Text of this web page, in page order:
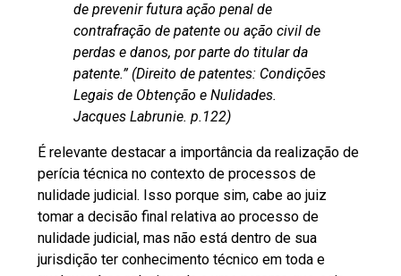
de prevenir futura ação penal de
contrafração de patente ou ação civil de
perdas e danos, por parte do titular da
patente.” (Direito de patentes: Condições
Legais de Obtenção e Nulidades.
Jacques Labrunie. p.122)
É relevante destacar a importância da realização de
perícia técnica no contexto de processos de
nulidade judicial. Isso porque sim, cabe ao juiz
tomar a decisão final relativa ao processo de
nulidade judicial, mas não está dentro de sua
jurisdição ter conhecimento técnico em toda e